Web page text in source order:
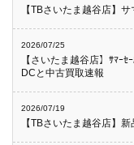
【TBさいたま越谷店】
2026/07/25
【さいたま越谷店】ｻﾏｰｾ
DCと中古買取速報
2026/07/19
【TBさいたま越谷店】